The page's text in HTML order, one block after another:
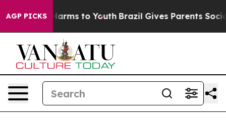
AGP PICKS
Abate Harms to Youth Brazil Gives Parents Social